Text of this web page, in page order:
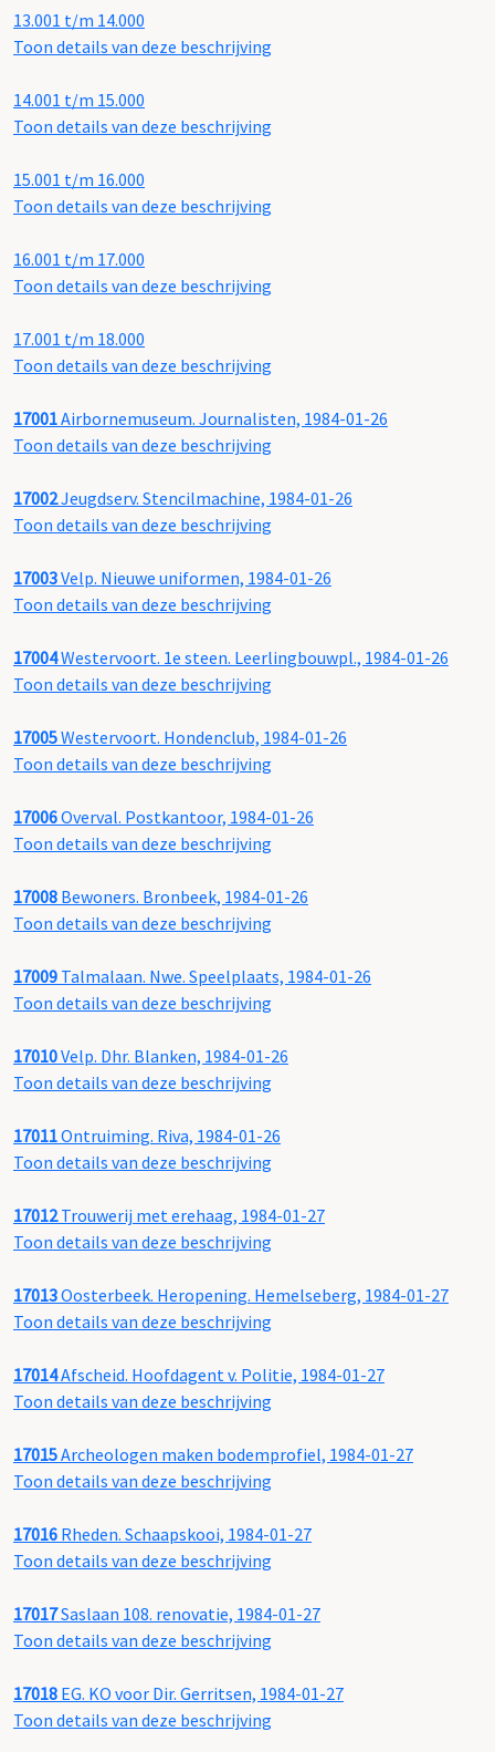
13.001 t/m 14.000
Toon details van deze beschrijving
14.001 t/m 15.000
Toon details van deze beschrijving
15.001 t/m 16.000
Toon details van deze beschrijving
16.001 t/m 17.000
Toon details van deze beschrijving
17.001 t/m 18.000
Toon details van deze beschrijving
17001Airbornemuseum. Journalisten, 1984-01-26
Toon details van deze beschrijving
17002Jeugdserv. Stencilmachine, 1984-01-26
Toon details van deze beschrijving
17003Velp. Nieuwe uniformen, 1984-01-26
Toon details van deze beschrijving
17004Westervoort. 1e steen. Leerlingbouwpl., 1984-01-26
Toon details van deze beschrijving
17005Westervoort. Hondenclub, 1984-01-26
Toon details van deze beschrijving
17006Overval. Postkantoor, 1984-01-26
Toon details van deze beschrijving
17008 Bewoners. Bronbeek, 1984-01-26
Toon details van deze beschrijving
17009 Talmalaan. Nwe. Speelplaats, 1984-01-26
Toon details van deze beschrijving
17010Velp. Dhr. Blanken, 1984-01-26
Toon details van deze beschrijving
17011Ontruiming. Riva, 1984-01-26
Toon details van deze beschrijving
17012Trouwerij met erehaag, 1984-01-27
Toon details van deze beschrijving
17013Oosterbeek. Heropening. Hemelseberg, 1984-01-27
Toon details van deze beschrijving
17014Afscheid. Hoofdagent v. Politie, 1984-01-27
Toon details van deze beschrijving
17015Archeologen maken bodemprofiel, 1984-01-27
Toon details van deze beschrijving
17016 Rheden. Schaapskooi, 1984-01-27
Toon details van deze beschrijving
17017Saslaan 108. renovatie, 1984-01-27
Toon details van deze beschrijving
17018 EG. KO voor Dir. Gerritsen, 1984-01-27
Toon details van deze beschrijving